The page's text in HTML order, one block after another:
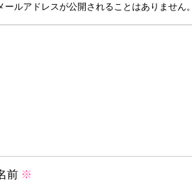
ールアドレスが公開されることはありません。
前 ※